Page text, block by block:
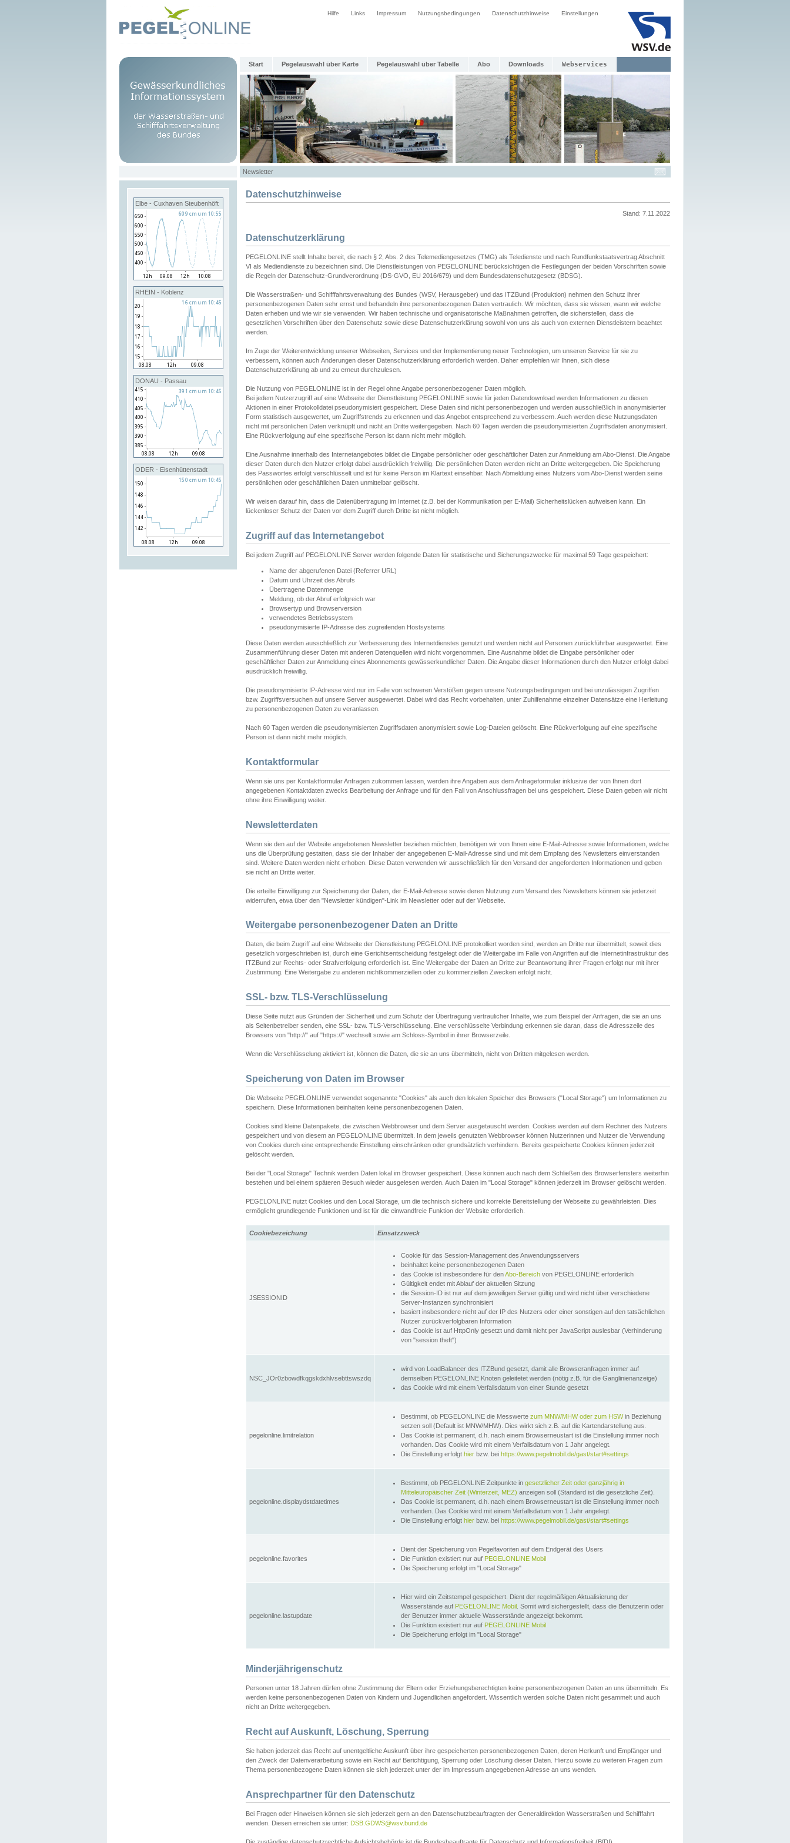
Hilfe Links Impressum Nutzungsbedingungen Datenschutzhinweise Einstellungen
Start Pegelauswahl über Karte Pegelauswahl über Tabelle Abo Downloads Webservices
Newsletter
Elbe - Cuxhaven Steubenhöft
RHEIN - Koblenz
DONAU - Passau
ODER - Eisenhüttenstadt
Datenschutzhinweise
Stand: 7.11.2022
Datenschutzerklärung
PEGELONLINE stellt Inhalte bereit, die nach § 2, Abs. 2 des Telemediengesetzes (TMG) als Teledienste und nach Rundfunkstaatsvertrag Abschnitt
VI als Mediendienste zu bezeichnen sind. Die Dienstleistungen von PEGELONLINE berücksichtigen die Festlegungen der beiden Vorschriften sowie
die Regeln der Datenschutz-Grundverordnung (DS-GVO, EU 2016/679) und dem Bundesdatenschutzgesetz (BDSG).
Die Wasserstraßen- und Schifffahrtsverwaltung des Bundes (WSV, Herausgeber) und das ITZBund (Produktion) nehmen den Schutz ihrer
personenbezogenen Daten sehr ernst und behandeln ihre personenbezogenen Daten vertraulich. Wir möchten, dass sie wissen, wann wir welche
Daten erheben und wie wir sie verwenden. Wir haben technische und organisatorische Maßnahmen getroffen, die sicherstellen, dass die
gesetzlichen Vorschriften über den Datenschutz sowie diese Datenschutzerklärung sowohl von uns als auch von externen Dienstleistern beachtet
werden.
Im Zuge der Weiterentwicklung unserer Webseiten, Services und der Implementierung neuer Technologien, um unseren Service für sie zu
verbessern, können auch Änderungen dieser Datenschutzerklärung erforderlich werden. Daher empfehlen wir Ihnen, sich diese
Datenschutzerklärung ab und zu erneut durchzulesen.
Die Nutzung von PEGELONLINE ist in der Regel ohne Angabe personenbezogener Daten möglich.
Bei jedem Nutzerzugriff auf eine Webseite der Dienstleistung PEGELONLINE sowie für jeden Datendownload werden Informationen zu diesen
Aktionen in einer Protokolldatei pseudonymisiert gespeichert. Diese Daten sind nicht personenbezogen und werden ausschließlich in anonymisierter
Form statistisch ausgewertet, um Zugriffstrends zu erkennen und das Angebot entsprechend zu verbessern. Auch werden diese Nutzungsdaten
nicht mit persönlichen Daten verknüpft und nicht an Dritte weitergegeben. Nach 60 Tagen werden die pseudonymisierten Zugriffsdaten anonymisiert.
Eine Rückverfolgung auf eine spezifische Person ist dann nicht mehr möglich.
Eine Ausnahme innerhalb des Internetangebotes bildet die Eingabe persönlicher oder geschäftlicher Daten zur Anmeldung am Abo-Dienst. Die Angabe
dieser Daten durch den Nutzer erfolgt dabei ausdrücklich freiwillig. Die persönlichen Daten werden nicht an Dritte weitergegeben. Die Speicherung
des Passwortes erfolgt verschlüsselt und ist für keine Person im Klartext einsehbar. Nach Abmeldung eines Nutzers vom Abo-Dienst werden seine
persönlichen oder geschäftlichen Daten unmittelbar gelöscht.
Wir weisen darauf hin, dass die Datenübertragung im Internet (z.B. bei der Kommunikation per E-Mail) Sicherheitslücken aufweisen kann. Ein
lückenloser Schutz der Daten vor dem Zugriff durch Dritte ist nicht möglich.
Zugriff auf das Internetangebot
Bei jedem Zugriff auf PEGELONLINE Server werden folgende Daten für statistische und Sicherungszwecke für maximal 59 Tage gespeichert:
Name der abgerufenen Datei (Referrer URL)
Datum und Uhrzeit des Abrufs
Übertragene Datenmenge
Meldung, ob der Abruf erfolgreich war
Browsertyp und Browserversion
verwendetes Betriebssystem
pseudonymisierte IP-Adresse des zugreifenden Hostsystems
Diese Daten werden ausschließlich zur Verbesserung des Internetdienstes genutzt und werden nicht auf Personen zurückführbar ausgewertet. Eine
Zusammenführung dieser Daten mit anderen Datenquellen wird nicht vorgenommen. Eine Ausnahme bildet die Eingabe persönlicher oder
geschäftlicher Daten zur Anmeldung eines Abonnements gewässerkundlicher Daten. Die Angabe dieser Informationen durch den Nutzer erfolgt dabei
ausdrücklich freiwillig.
Die pseudonymisierte IP-Adresse wird nur im Falle von schweren Verstößen gegen unsere Nutzungsbedingungen und bei unzulässigen Zugriffen
bzw. Zugriffsversuchen auf unsere Server ausgewertet. Dabei wird das Recht vorbehalten, unter Zuhilfenahme einzelner Datensätze eine Herleitung
zu personenbezogenen Daten zu veranlassen.
Nach 60 Tagen werden die pseudonymisierten Zugriffsdaten anonymisiert sowie Log-Dateien gelöscht. Eine Rückverfolgung auf eine spezifische
Person ist dann nicht mehr möglich.
Kontaktformular
Wenn sie uns per Kontaktformular Anfragen zukommen lassen, werden ihre Angaben aus dem Anfrageformular inklusive der von Ihnen dort
angegebenen Kontaktdaten zwecks Bearbeitung der Anfrage und für den Fall von Anschlussfragen bei uns gespeichert. Diese Daten geben wir nicht
ohne ihre Einwilligung weiter.
Newsletterdaten
Wenn sie den auf der Website angebotenen Newsletter beziehen möchten, benötigen wir von Ihnen eine E-Mail-Adresse sowie Informationen, welche
uns die Überprüfung gestatten, dass sie der Inhaber der angegebenen E-Mail-Adresse sind und mit dem Empfang des Newsletters einverstanden
sind. Weitere Daten werden nicht erhoben. Diese Daten verwenden wir ausschließlich für den Versand der angeforderten Informationen und geben
sie nicht an Dritte weiter.
Die erteilte Einwilligung zur Speicherung der Daten, der E-Mail-Adresse sowie deren Nutzung zum Versand des Newsletters können sie jederzeit
widerrufen, etwa über den "Newsletter kündigen"-Link im Newsletter oder auf der Webseite.
Weitergabe personenbezogener Daten an Dritte
Daten, die beim Zugriff auf eine Webseite der Dienstleistung PEGELONLINE protokolliert worden sind, werden an Dritte nur übermittelt, soweit dies
gesetzlich vorgeschrieben ist, durch eine Gerichtsentscheidung festgelegt oder die Weitergabe im Falle von Angriffen auf die Internetinfrastruktur des
ITZBund zur Rechts- oder Strafverfolgung erforderlich ist. Eine Weitergabe der Daten an Dritte zur Beantwortung ihrer Fragen erfolgt nur mit ihrer
Zustimmung. Eine Weitergabe zu anderen nichtkommerziellen oder zu kommerziellen Zwecken erfolgt nicht.
SSL- bzw. TLS-Verschlüsselung
Diese Seite nutzt aus Gründen der Sicherheit und zum Schutz der Übertragung vertraulicher Inhalte, wie zum Beispiel der Anfragen, die sie an uns
als Seitenbetreiber senden, eine SSL- bzw. TLS-Verschlüsselung. Eine verschlüsselte Verbindung erkennen sie daran, dass die Adresszeile des
Browsers von "http://" auf "https://" wechselt sowie am Schloss-Symbol in ihrer Browserzeile.
Wenn die Verschlüsselung aktiviert ist, können die Daten, die sie an uns übermitteln, nicht von Dritten mitgelesen werden.
Speicherung von Daten im Browser
Die Webseite PEGELONLINE verwendet sogenannte "Cookies" als auch den lokalen Speicher des Browsers ("Local Storage") um Informationen zu
speichern. Diese Informationen beinhalten keine personenbezogenen Daten.
Cookies sind kleine Datenpakete, die zwischen Webbrowser und dem Server ausgetauscht werden. Cookies werden auf dem Rechner des Nutzers
gespeichert und von diesem an PEGELONLINE übermittelt. In dem jeweils genutzten Webbrowser können Nutzerinnen und Nutzer die Verwendung
von Cookies durch eine entsprechende Einstellung einschränken oder grundsätzlich verhindern. Bereits gespeicherte Cookies können jederzeit
gelöscht werden.
Bei der "Local Storage" Technik werden Daten lokal im Browser gespeichert. Diese können auch nach dem Schließen des Browserfensters weiterhin
bestehen und bei einem späteren Besuch wieder ausgelesen werden. Auch Daten im "Local Storage" können jederzeit im Browser gelöscht werden.
PEGELONLINE nutzt Cookies und den Local Storage, um die technisch sichere und korrekte Bereitstellung der Webseite zu gewährleisten. Dies
ermöglicht grundlegende Funktionen und ist für die einwandfreie Funktion der Website erforderlich.
Cookiebezeichung Einsatzzweck
JSESSIONID
Cookie für das Session-Management des Anwendungsservers
beinhaltet keine personenbezogenen Daten
das Cookie ist insbesondere für denAbo-Bereich von PEGELONLINE erforderlich
Gültigkeit endet mit Ablauf der aktuellen Sitzung
die Session-ID ist nur auf dem jeweiligen Server gültig und wird nicht über verschiedene
Server-Instanzen synchronisiert
basiert insbesondere nicht auf der IP des Nutzers oder einer sonstigen auf den tatsächlichen
Nutzer zurückverfolgbaren Information
das Cookie ist auf HttpOnly gesetzt und damit nicht per JavaScript auslesbar (Verhinderung
von "session theft")
NSC_JOr0zbowdfkqgskdxhlvsebttswszdq
wird von LoadBalancer des ITZBund gesetzt, damit alle Browseranfragen immer auf
demselben PEGELONLINE Knoten geleitetet werden (nötig z.B. für die Ganglinienanzeige)
das Cookie wird mit einem Verfallsdatum von einer Stunde gesetzt
pegelonline.limitrelation
Bestimmt, ob PEGELONLINE die Messwerte zum MNW/MHW oder zum HSWin Beziehung
setzen soll (Default ist MNW/MHW). Dies wirkt sich z.B. auf die Kartendarstellung aus.
Das Cookie ist permanent, d.h. nach einem Browserneustart ist die Einstellung immer noch
vorhanden. Das Cookie wird mit einem Verfallsdatum von 1 Jahr angelegt.
Die Einstellung erfolgt hier bzw. bei https://www.pegelmobil.de/gast/start#settings
pegelonline.displaydstdatetimes
Bestimmt, ob PEGELONLINE Zeitpunkte in gesetzlicher Zeit oder ganzjährig in
Mitteleuropäischer Zeit (Winterzeit, MEZ) anzeigen soll (Standard ist die gesetzliche Zeit).
Das Cookie ist permanent, d.h. nach einem Browserneustart ist die Einstellung immer noch
vorhanden. Das Cookie wird mit einem Verfallsdatum von 1 Jahr angelegt.
Die Einstellung erfolgt hier bzw. bei https://www.pegelmobil.de/gast/start#settings
pegelonline.favorites
Dient der Speicherung von Pegelfavoriten auf dem Endgerät des Users
Die Funktion existiert nur auf PEGELONLINE Mobil
Die Speicherung erfolgt im "Local Storage"
pegelonline.lastupdate
Hier wird ein Zeitstempel gespeichert. Dient der regelmäßigen Aktualisierung der
Wasserstände auf PEGELONLINE Mobil . Somit wird sichergestellt, dass die Benutzerin oder
der Benutzer immer aktuelle Wasserstände angezeigt bekommt.
Die Funktion existiert nur auf PEGELONLINE Mobil
Die Speicherung erfolgt im "Local Storage"
Minderjährigenschutz
Personen unter 18 Jahren dürfen ohne Zustimmung der Eltern oder Erziehungsberechtigten keine personenbezogenen Daten an uns übermitteln. Es
werden keine personenbezogenen Daten von Kindern und Jugendlichen angefordert. Wissentlich werden solche Daten nicht gesammelt und auch
nicht an Dritte weitergegeben.
Recht auf Auskunft, Löschung, Sperrung
Sie haben jederzeit das Recht auf unentgeltliche Auskunft über ihre gespeicherten personenbezogenen Daten, deren Herkunft und Empfänger und
den Zweck der Datenverarbeitung sowie ein Recht auf Berichtigung, Sperrung oder Löschung dieser Daten. Hierzu sowie zu weiteren Fragen zum
Thema personenbezogene Daten können sie sich jederzeit unter der im Impressum angegebenen Adresse an uns wenden.
Ansprechpartner für den Datenschutz
Bei Fragen oder Hinweisen können sie sich jederzeit gern an den Datenschutzbeauftragten der Generaldirektion Wasserstraßen und Schifffahrt
wenden. Diesen erreichen sie unter: DSB.GDWS@wsv.bund.de